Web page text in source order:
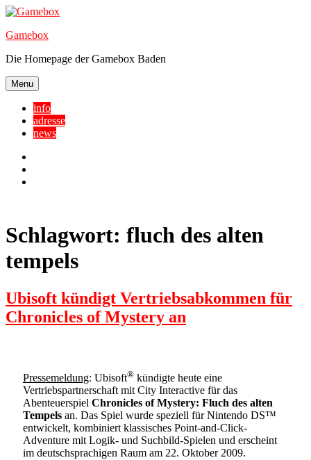
Skip
content
Gamebox
Die Homepage der Gamebox Baden
Menu
info
adresse
news
Schlagwort: fluch des alten
tempels
Ubisoft kündigt Vertriebsabkommen für
Chronicles of Mystery an
Pressemeldung: Ubisoft® kündigte heute eine
Vertriebspartnerschaft mit City Interactive für das
Abenteuerspiel Chronicles of Mystery: Fluch des alten
Tempels an. Das Spiel wurde speziell für Nintendo DS™
entwickelt, kombiniert klassisches Point-and-Click-
Adventure mit Logik- und Suchbild-Spielen und erscheint
im deutschsprachigen Raum am 22. Oktober 2009.